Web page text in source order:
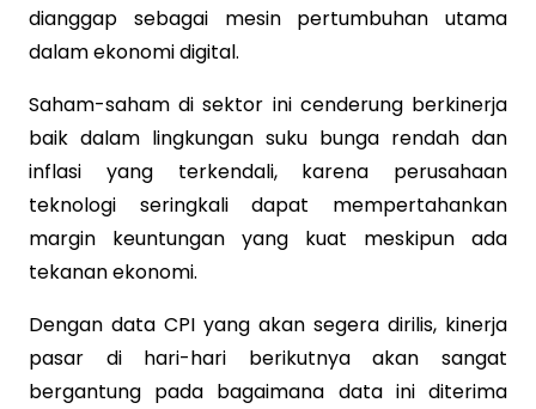
dianggap sebagai mesin pertumbuhan utama
dalam ekonomi digital.
Saham-saham di sektor ini cenderung berkinerja
baik dalam lingkungan suku bunga rendah dan
inflasi yang terkendali, karena perusahaan
teknologi seringkali dapat mempertahankan
margin keuntungan yang kuat meskipun ada
tekanan ekonomi.
Dengan data CPI yang akan segera dirilis, kinerja
pasar di hari-hari berikutnya akan sangat
bergantung pada bagaimana data ini diterima